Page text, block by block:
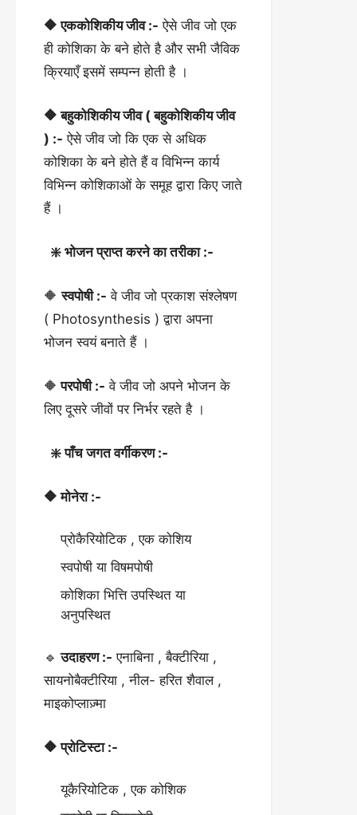
🔶 एककोशिकीय जीव :- ऐसे जीव जो एक
ही कोशिका के बने होते है और सभी जैविक
क्रियाएँ इसमें सम्पन्न होती है ।
🔶 बहुकोशिकीय जीव ( बहुकोशिकीय जीव
) :- ऐसे जीव जो कि एक से अधिक
कोशिका के बने होते हैं व विभिन्न कार्य
विभिन्न कोशिकाओं के समूह द्वारा किए जाते
हैं ।
❇️ भोजन प्राप्त करने का तरीका :-
🔶स्वपोषी :- वे जीव जो प्रकाश संश्लेषण
( Photosynthesis ) द्वारा अपना
भोजन स्वयं बनाते हैं ।
🔶 परपोषी :- वे जीव जो अपने भोजन के
लिए दूसरे जीवों पर निर्भर रहते है ।
❇️ पाँच जगत वर्गीकरण :-
🔶 मोनेरा :-
प्रोकैरियोटिक , एक कोशिय
स्वपोषी या विषमपोषी
कोशिका भित्ति उपस्थित या
अनुपस्थित
🔹 उदाहरण :- एनाबिना , बैक्टीरिया ,
सायनोबैक्टीरिया , नील- हरित शैवाल ,
माइकोप्लाज़्मा
🔶 प्रोटिस्टा :-
यूकैरियोटिक , एक कोशिक